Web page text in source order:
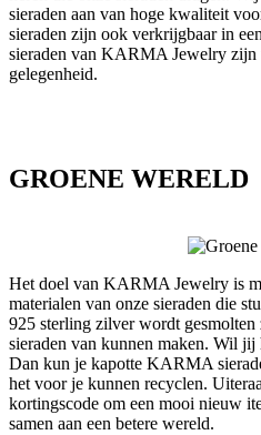
sieraden aan van hoge kwaliteit
sieraden zijn ook verkrijgbaar in
sieraden van KARMA Jewelry zijn
gelegenheid.
GROENE WERELD
Het doel van KARMA Jewelry is
materialen van onze sieraden die
925 sterling zilver wordt
sieraden van kunnen maken. Wil jij
Dan kun je kapotte KARMA
het voor je kunnen recyclen.
kortingscode om een mooi nieuw
samen aan een betere wereld.